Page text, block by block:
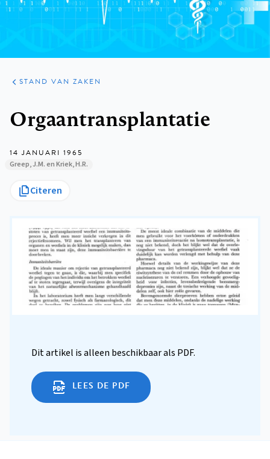
ARTIKELEN
PRAKTIJK
STAND VAN ZAKEN
Orgaantransplantatie
14 JANUARI 1965
Greep, J.M. en Kriek, H.R.
Citeren
Dit artikel is alleen beschikbaar als PDF.
LEES DE PDF